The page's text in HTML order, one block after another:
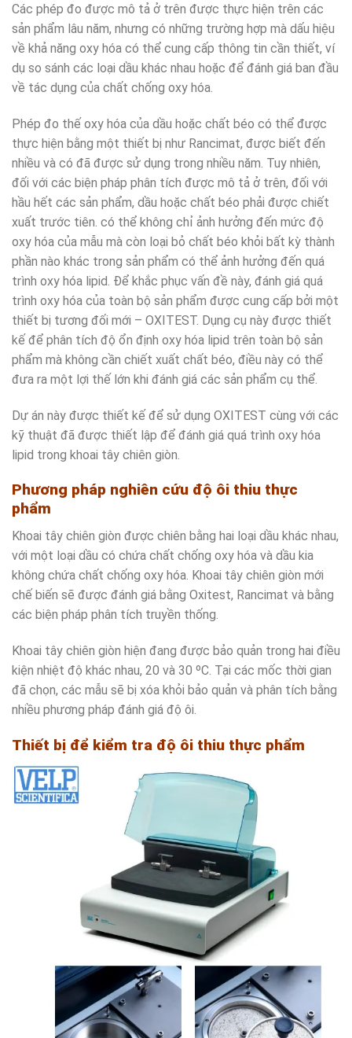
Các phép đo được mô tả ở trên được thực hiện trên các
sản phẩm lâu năm, nhưng có những trường hợp mà dấu hiệu
về khả năng oxy hóa có thể cung cấp thông tin cần thiết, ví
dụ so sánh các loại dầu khác nhau hoặc để đánh giá ban đầu
về tác dụng của chất chống oxy hóa.
Phép đo thế oxy hóa của dầu hoặc chất béo có thể được
thực hiện bằng một thiết bị như Rancimat, được biết đến
nhiều và có đã được sử dụng trong nhiều năm. Tuy nhiên,
đối với các biện pháp phân tích được mô tả ở trên, đối với
hầu hết các sản phẩm, dầu hoặc chất béo phải được chiết
xuất trước tiên. có thể không chỉ ảnh hưởng đến mức độ
oxy hóa của mẫu mà còn loại bỏ chất béo khỏi bất kỳ thành
phần nào khác trong sản phẩm có thể ảnh hưởng đến quá
trình oxy hóa lipid. Để khắc phục vấn đề này, đánh giá quá
trình oxy hóa của toàn bộ sản phẩm được cung cấp bởi một
thiết bị tương đối mới – OXITEST. Dụng cụ này được thiết
kế để phân tích độ ổn định oxy hóa lipid trên toàn bộ sản
phẩm mà không cần chiết xuất chất béo, điều này có thể
đưa ra một lợi thế lớn khi đánh giá các sản phẩm cụ thể.
Dự án này được thiết kế để sử dụng OXITEST cùng với các
kỹ thuật đã được thiết lập để đánh giá quá trình oxy hóa
lipid trong khoai tây chiên giòn.
Phương pháp nghiên cứu độ ôi thiu thực
phẩm
Khoai tây chiên giòn được chiên bằng hai loại dầu khác nhau,
với một loại dầu có chứa chất chống oxy hóa và dầu kia
không chứa chất chống oxy hóa. Khoai tây chiên giòn mới
chế biến sẽ được đánh giá bằng Oxitest, Rancimat và bằng
các biện pháp phân tích truyền thống.
Khoai tây chiên giòn hiện đang được bảo quản trong hai điều
kiện nhiệt độ khác nhau, 20 và 30 ºC. Tại các mốc thời gian
đã chọn, các mẫu sẽ bị xóa khỏi bảo quản và phân tích bằng
nhiều phương pháp đánh giá độ ôi.
Thiết bị để kiểm tra độ ôi thiu thực phẩm